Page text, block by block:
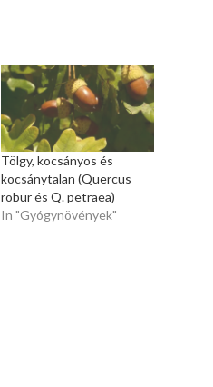
Tölgy, kocsányos és
kocsánytalan (Quercus
robur és Q. petraea)
In "Gyógynövények"